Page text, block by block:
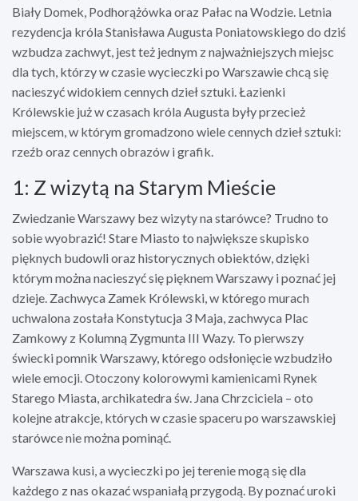
Biały Domek, Podhorążówka oraz Pałac na Wodzie. Letnia
rezydencja króla Stanisława Augusta Poniatowskiego do dziś
wzbudza zachwyt, jest też jednym z najważniejszych miejsc
dla tych, którzy w czasie wycieczki po Warszawie chcą się
nacieszyć widokiem cennych dzieł sztuki. Łazienki
Królewskie już w czasach króla Augusta były przecież
miejscem, w którym gromadzono wiele cennych dzieł sztuki:
rzeźb oraz cennych obrazów i grafik.
1: Z wizytą na Starym Mieście
Zwiedzanie Warszawy bez wizyty na starówce? Trudno to
sobie wyobrazić! Stare Miasto to największe skupisko
pięknych budowli oraz historycznych obiektów, dzięki
którym można nacieszyć się pięknem Warszawy i poznać jej
dzieje. Zachwyca Zamek Królewski, w którego murach
uchwalona została Konstytucja 3 Maja, zachwyca Plac
Zamkowy z Kolumną Zygmunta III Wazy. To pierwszy
świecki pomnik Warszawy, którego odsłonięcie wzbudziło
wiele emocji. Otoczony kolorowymi kamienicami Rynek
Starego Miasta, archikatedra św. Jana Chrzciciela – oto
kolejne atrakcje, których w czasie spaceru po warszawskiej
starówce nie można pominąć.
Warszawa kusi, a wycieczki po jej terenie mogą się dla
każdego z nas okazać wspaniałą przygodą. By poznać uroki